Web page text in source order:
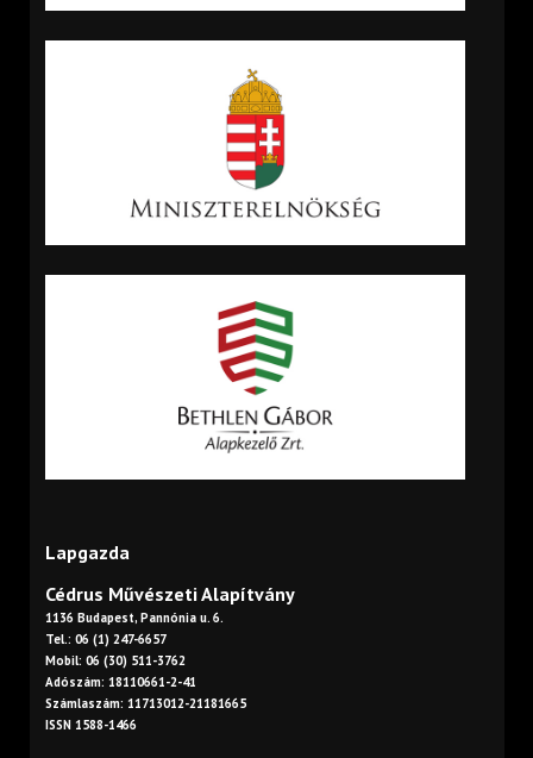
Lapgazda
Cédrus Művészeti Alapítvány
1136 Budapest, Pannónia u. 6.
Tel.: 06 (1) 247-6657
Mobil: 06 (30) 511-3762
Adószám: 18110661-2-41
Számlaszám: 11713012-21181665
ISSN 1588-1466